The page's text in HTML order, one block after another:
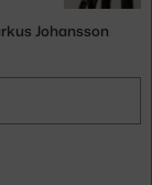
Johansson